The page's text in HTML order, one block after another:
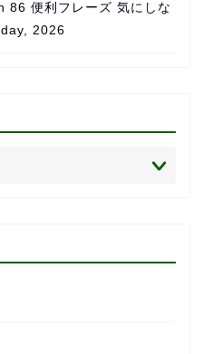
86 便利フレーズ 気にしな
2026